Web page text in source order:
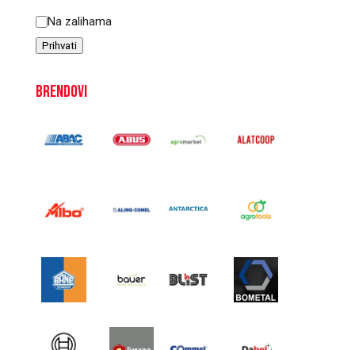
Status
Na zalihama
Prihvati
Brendovi